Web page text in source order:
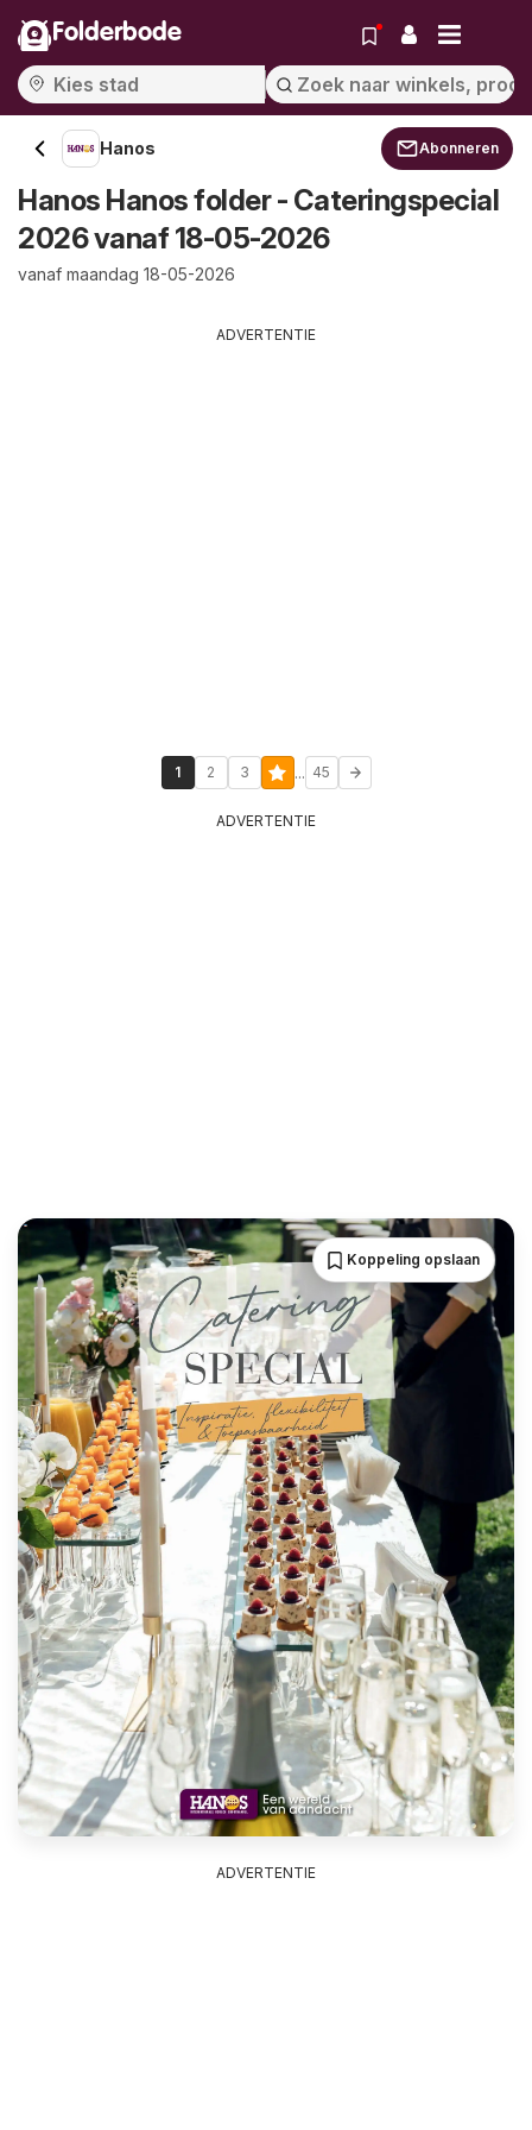
Folderbode
Hanos Abonneren
Hanos Hanos folder - Cateringspecial
2026 vanaf 18-05-2026
vanaf maandag 18-05-2026
ADVERTENTIE
1 2 3 ... 45
ADVERTENTIE
Koppeling opslaan
ADVERTENTIE